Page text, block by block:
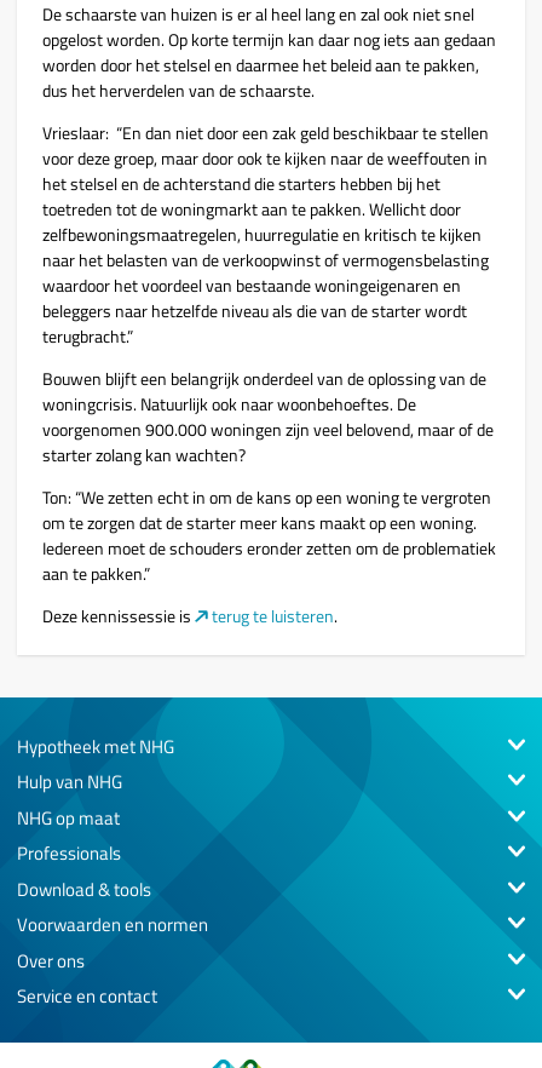
De schaarste van huizen is er al heel lang en zal ook niet snel
opgelost worden. Op korte termijn kan daar nog iets aan gedaan
worden door het stelsel en daarmee het beleid aan te pakken,
dus het herverdelen van de schaarste.
Vrieslaar: “En dan niet door een zak geld beschikbaar te stellen
voor deze groep, maar door ook te kijken naar de weeffouten in
het stelsel en de achterstand die starters hebben bij het
toetreden tot de woningmarkt aan te pakken. Wellicht door
zelfbewoningsmaatregelen, huurregulatie en kritisch te kijken
naar het belasten van de verkoopwinst of vermogensbelasting
waardoor het voordeel van bestaande woningeigenaren en
beleggers naar hetzelfde niveau als die van de starter wordt
terugbracht.”
Bouwen blijft een belangrijk onderdeel van de oplossing van de
woningcrisis. Natuurlijk ook naar woonbehoeftes. De
voorgenomen 900.000 woningen zijn veel belovend, maar of de
starter zolang kan wachten?
Ton: “We zetten echt in om de kans op een woning te vergroten
om te zorgen dat de starter meer kans maakt op een woning.
Iedereen moet de schouders eronder zetten om de problematiek
aan te pakken.”
Deze kennissessie is
terug te luisteren.
Hypotheek met NHG
Hulp van NHG
NHG op maat
Professionals
Download & tools
Voorwaarden en normen
Over ons
Service en contact